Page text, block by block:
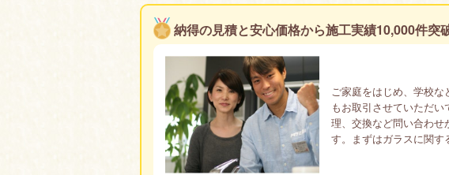
納得の見積と安心価格から施工実績10,000件突
ご家庭をはじめ、学校
もお取引させていただ
理、交換など問い合わせ
す。まずはガラスに関す